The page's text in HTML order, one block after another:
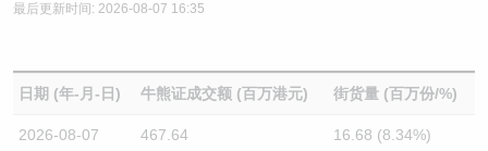
最后更新时间: 2026-08-07 16:35
日期 (年-月-日) 牛熊证成交额 (百万港元) 街货量 (百万份/%)
2026-08-07 467.64 16.68 (8.34%)